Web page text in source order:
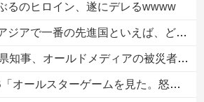
るのヒロイン、遂にデレるwwww
といえば、どの国になるんだ？やはり日本という認識なのだろうか？」
ィアの被災者、遺族への取材に怒り「極めて強い不満、苦情が寄せられた」
ーゲームを見た。怒りを通り越して、あきれ果てた」他